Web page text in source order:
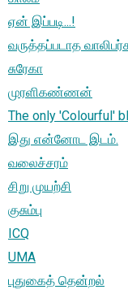
ஏன் இப்படி...!
வருத்தப்படாத
சுரேகா
முரளிகண்ணன்
The only 'Colourful'
இது என்னோட இடம்.
வலைச்சரம்
சிறு முயற்சி
குசும்பு
ICQ
UMA
புதுகைத் தென்றல்